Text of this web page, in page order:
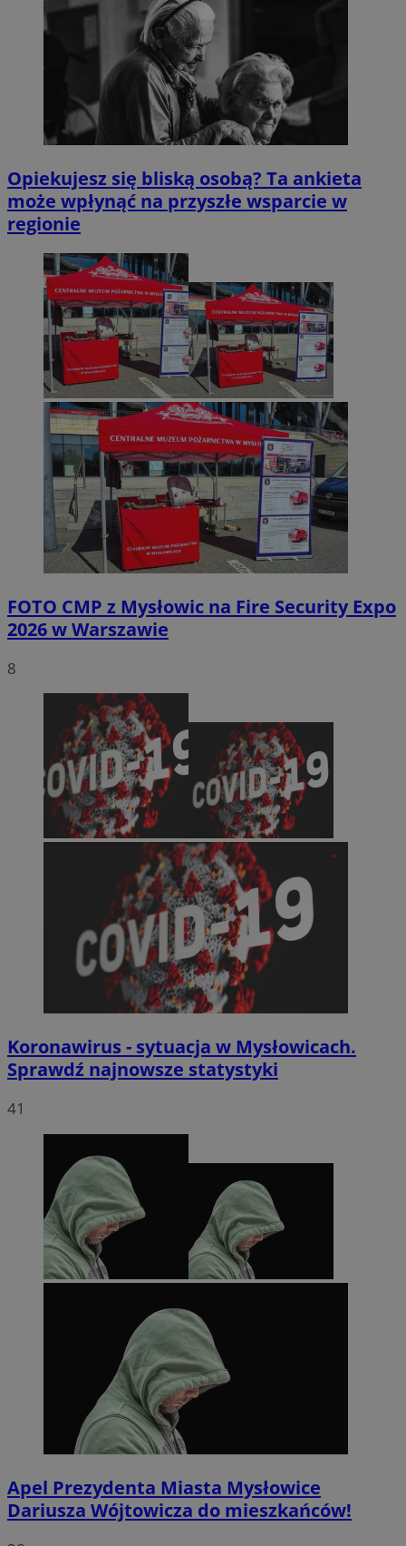
Opiekujesz się bliską osobą? Ta ankieta
może wpłynąć na przyszłe wsparcie w
regionie
FOTO CMP z Mysłowic na Fire Security Expo
2026 w Warszawie
8
Koronawirus - sytuacja w Mysłowicach.
Sprawdź najnowsze statystyki
41
Apel Prezydenta Miasta Mysłowice
Dariusza Wójtowicza do mieszkańców!